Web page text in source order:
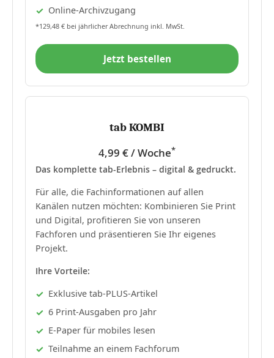
Online-Archivzugang
*129,48 € bei jährlicher Abrechnung inkl. MwSt.
Jetzt bestellen
tab KOMBI
4,99 € / Woche*
Das komplette tab-Erlebnis – digital & gedruckt.
Für alle, die Fachinformationen auf allen
Kanälen nutzen möchten: Kombinieren Sie Print
und Digital, profitieren Sie von unseren
Fachforen und präsentieren Sie Ihr eigenes
Projekt.
Ihre Vorteile:
Exklusive tab-PLUS-Artikel
6 Print-Ausgaben pro Jahr
E-Paper für mobiles lesen
Teilnahme an einem Fachforum